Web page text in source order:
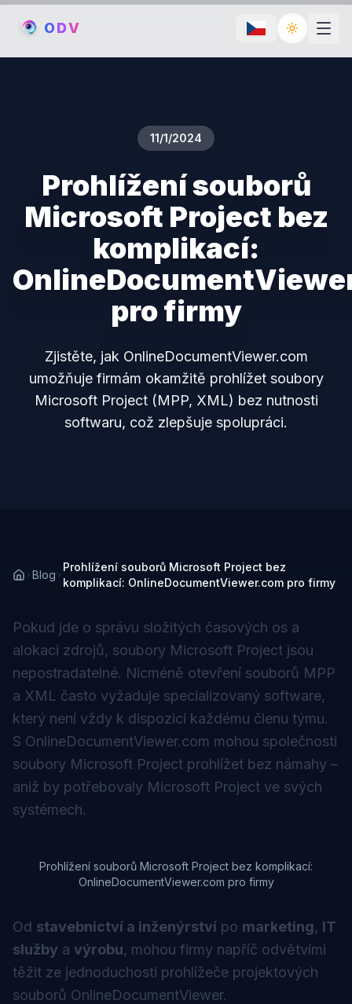
ODV Toggle
11/1/2024
Prohlížení souborů
Microsoft Project bez
komplikací:
pro firmy
Zjistěte, jak OnlineDocumentViewer.com
umožňuje firmám okamžitě prohlížet soubory
Microsoft Project (MPP, XML) bez nutnosti
softwaru, což zlepšuje spolupráci.
Blog
Prohlížení souborů Microsoft Project bez
komplikací: OnlineDocumentViewer.com pro firmy
Pokud jde o správu složitých časových os a
alokaci zdrojů, soubory Microsoft Project jsou
nepostradatelné. Nicméně otevření souborů MPP
a XML často vyžaduje specializovaný software,
který není vždy k dispozici každému členu týmu.
S OnlineDocumentViewer.com mohou společnosti
soubory Microsoft Project prohlížet bez námahy –
aniž by potřebovaly Microsoft Project ve svých
systémech.
Prohlížení souborů Microsoft Project bez komplikací:
OnlineDocumentViewer.com pro firmy
Od stavebnictví a inženýrství po marketing, IT
služby a výrobu, mohou firmy napříč odvětvími
těžit ze jednoduchosti prohlížeče projektových
souborů OnlineDocumentViewer.